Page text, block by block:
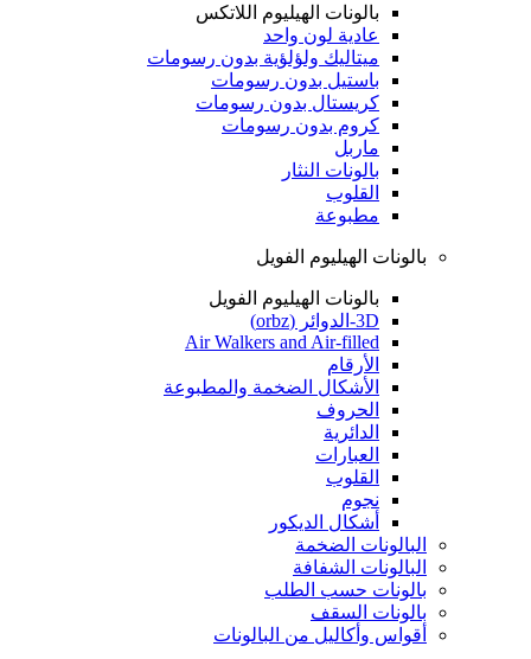
بالونات الهيليوم اللاتكس
عادية لون واحد
ميتاليك ولؤلؤية بدون رسومات
باستيل بدون رسومات
كريستال بدون رسومات
كروم بدون رسومات
ماربل
بالونات النثار
القلوب
مطبوعة
بالونات الهيليوم الفويل
بالونات الهيليوم الفويل
3D-الدوائر (orbz)
Air Walkers and Air-filled
الأرقام
الأشكال الضخمة والمطبوعة
الحروف
الدائرية
العبارات
القلوب
نجوم
أشكال الديكور
البالونات الضخمة
البالونات الشفافة
بالونات حسب الطلب
بالونات السقف
أقواس وأكاليل من البالونات